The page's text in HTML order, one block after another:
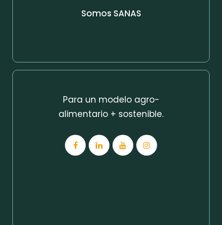
Somos SANAS
Para un modelo agro-
alimentario + sostenible.